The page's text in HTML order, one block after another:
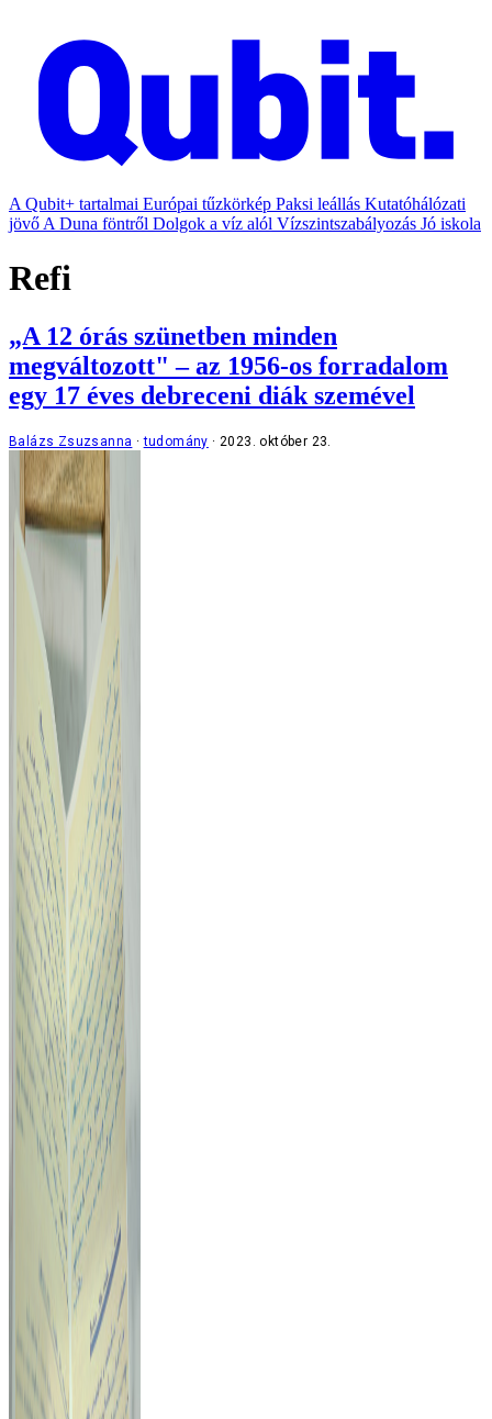
A Qubit+ tartalmai Európai tűzkörkép Paksi leállás Kutatóhálózati
jövő A Duna föntről Dolgok a víz alól Vízszintszabályozás Jó iskola
Refi
„A 12 órás szünetben minden
megváltozott" – az 1956-os forradalom
egy 17 éves debreceni diák szemével
Balázs Zsuzsanna tudomány 2023. október 23.